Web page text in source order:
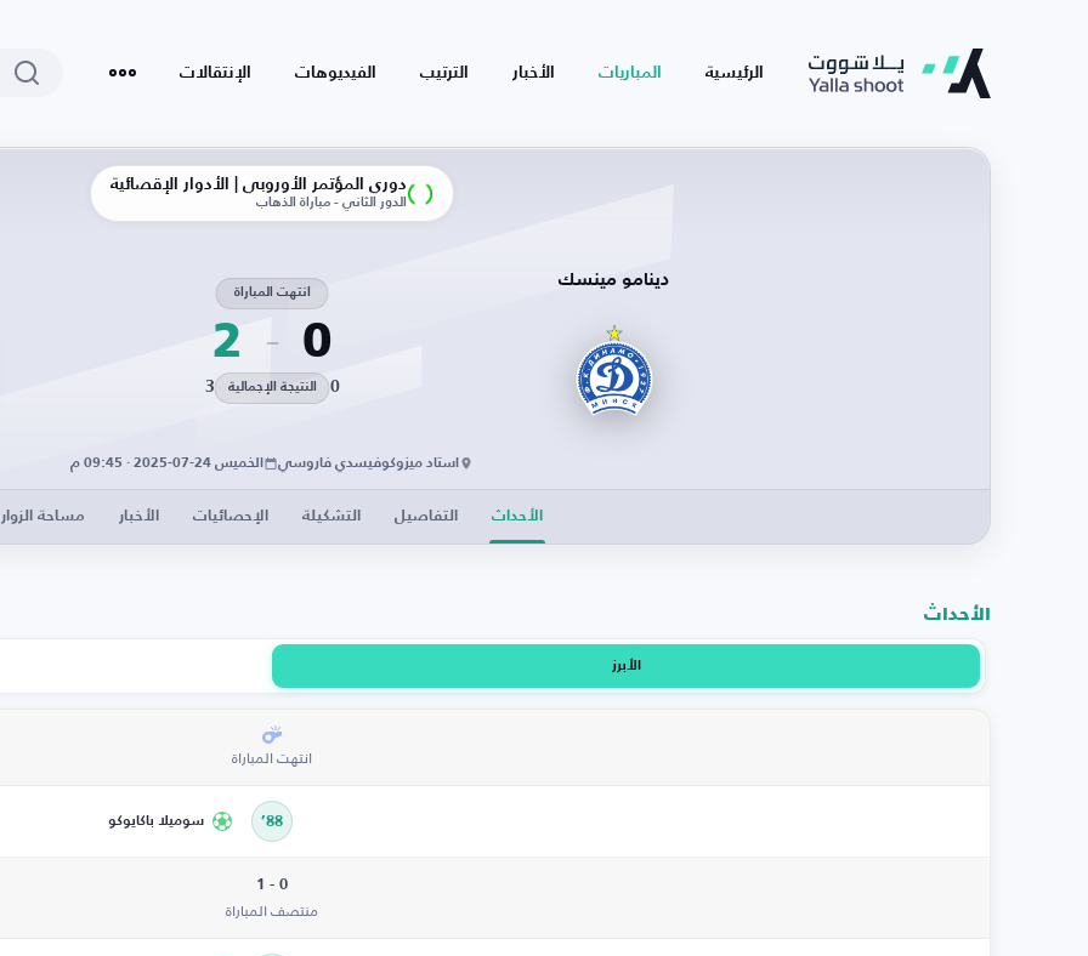
الرئيسية المباريات الأخبار الترتيب الفيديوهات الإنتقالات
دوري المؤتمر الأوروبي | الأدوار الإقصائية
الدور الثاني - مباراة الذهاب
دينامو مينسك
0
انتهت المباراة
2
0 النتيجة الإجمالية 3
استاد ميزوكوفيسدي فاروسي الخميس 24-07-2025 · 09:45 م
الأحداث التفاصيل التشكيلة الإحصائيات الأخبار مساحة الزوار
الأحداث
الأبرز
انتهت المباراة
88’ سوميلا باكايوكو
0 - 1
منتصف المباراة